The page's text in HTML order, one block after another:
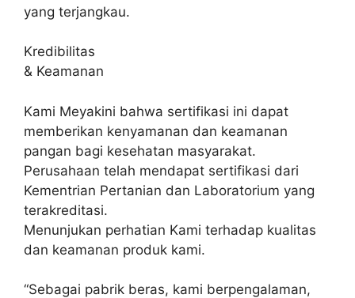
yang terjangkau.
Kredibilitas
& Keamanan
Kami Meyakini bahwa sertifikasi ini dapat
memberikan kenyamanan dan keamanan
pangan bagi kesehatan masyarakat.
Perusahaan telah mendapat sertifikasi dari
Kementrian Pertanian dan Laboratorium yang
terakreditasi.
Menunjukan perhatian Kami terhadap kualitas
dan keamanan produk kami.
“Sebagai pabrik beras, kami berpengalaman,